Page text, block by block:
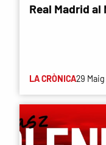
Real Madrid al
LA CRÒNICA29